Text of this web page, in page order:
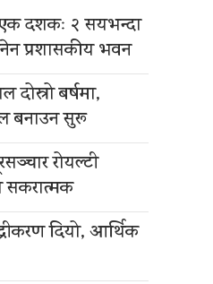
एक दशकः २ सयभन्दा
प्रशासकीय भवन
बर्षमा,
बनाउन सुरू
रोयल्टी
सकरात्मक
दियो, आर्थिक